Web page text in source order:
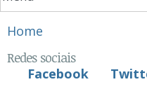
You are here
Home
Redes sociais
Facebook